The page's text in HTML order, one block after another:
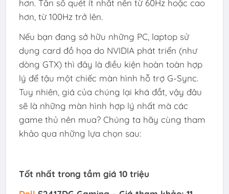
hơn. Tần số quét ít nhất nên từ 60Hz hoặc cao
hơn, từ 100Hz trở lên.
Nếu bạn đang sở hữu những PC, laptop sử
dụng card đồ họa do NVIDIA phát triển (như
dòng GTX) thì đây là điều kiện hoàn toàn hợp
lý để tậu một chiếc màn hình hỗ trợ G-Sync.
Tuy nhiên, giá của chúng lại khá đắt, vậy đâu
sẽ là những màn hình hợp lý nhất mà các
game thủ nên mua? Chúng ta hãy cùng tham
khảo qua những lựa chọn sau:
Tốt nhất trong tầm giá 10 triệu